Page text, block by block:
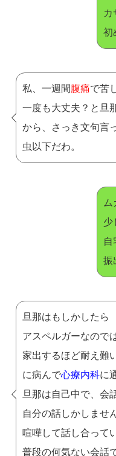
カ
初
私、一週間腹痛で苦
一度も大丈夫？と旦
から、さっき文句言
虫以下だわ。
少
自
振
旦那はもしかしたら
アスペルガーなので
家出するほど耐え難
に病んで心療内科に
旦那は自己中で、会
自分の話しかしませ
喧嘩して話し合って
普段の何気ない会話